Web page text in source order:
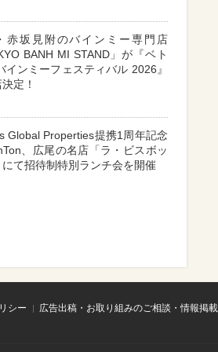
赤坂見附のバインミー専門店
BANH MI STAND」が『ベト
インミーフェスティバル 2026』
定！
Global Properties提携1周年記念
、広尾の名店「ラ・ビスボッ
て招待制特別ランチ会を開催
シー
広告出稿・お取り組みのご相談・情報掲